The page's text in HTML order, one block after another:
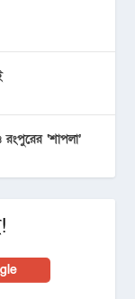
‘শাপলা’